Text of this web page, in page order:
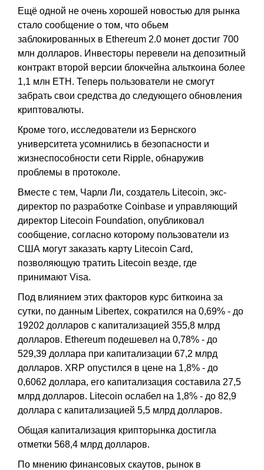
Ещё одной не очень хорошей новостью для рынка
стало сообщение о том, что обьем
заблокированных в Ethereum 2.0 монет достиг 700
млн долларов. Инвесторы перевели на депозитный
контракт второй версии блокчейна альткоина более
1,1 млн ETH. Теперь пользователи не смогут
забрать свои средства до следующего обновления
криптовалюты.
Кроме того, исследователи из Бернского
университета усомнились в безопасности и
жизнеспособности сети Ripple, обнаружив
проблемы в протоколе.
Вместе с тем, Чарли Ли, создатель Litecoin, экс-
директор по разработке Coinbase и управляющий
директор Litecoin Foundation, опубликовал
сообщение, согласно которому пользователи из
США могут заказать карту Litecoin Card,
позволяющую тратить Litecoin везде, где
принимают Visa.
Под влиянием этих факторов курс биткоина за
сутки, по данным Libertex, сократился на 0,69% - до
19202 долларов с капитализацией 355,8 млрд
долларов. Ethereum подешевел на 0,78% - до
529,39 доллара при капитализации 67,2 млрд
долларов. XRP опустился в цене на 1,8% - до
0,6062 доллара, его капитализация составила 27,5
млрд долларов. Litecoin ослабел на 1,8% - до 82,9
доллара с капитализацией 5,5 млрд долларов.
Общая капитализация крипторынка достигла
отметки 568,4 млрд долларов.
По мнению финансовых скаутов, рынок в